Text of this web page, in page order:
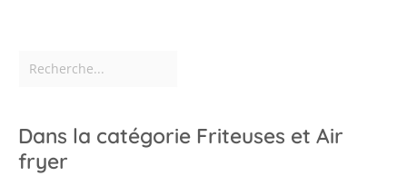
Dans la catégorie Friteuses et Air
fryer